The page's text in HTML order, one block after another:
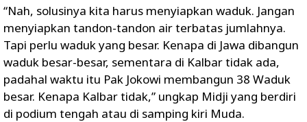
“Nah, solusinya kita harus menyiapkan waduk. Jangan
menyiapkan tandon-tandon air terbatas jumlahnya.
Tapi perlu waduk yang besar. Kenapa di Jawa dibangun
waduk besar-besar, sementara di Kalbar tidak ada,
padahal waktu itu Pak Jokowi membangun 38 Waduk
besar. Kenapa Kalbar tidak,” ungkap Midji yang berdiri
di podium tengah atau di samping kiri Muda.